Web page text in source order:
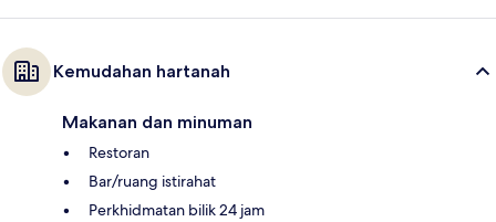
Kemudahan hartanah
Makanan dan minuman
Restoran
Bar/ruang istirahat
Perkhidmatan bilik 24 jam